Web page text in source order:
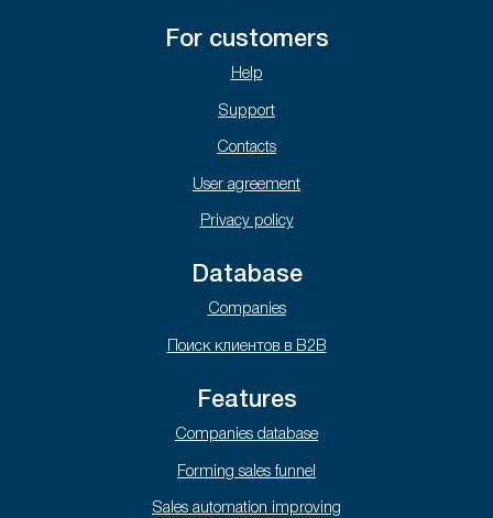
For customers
Help
Support
Contacts
User agreement
Privacy policy
Database
Companies
Поиск клиентов в B2B
Features
Companies database
Forming sales funnel
Sales automation improving